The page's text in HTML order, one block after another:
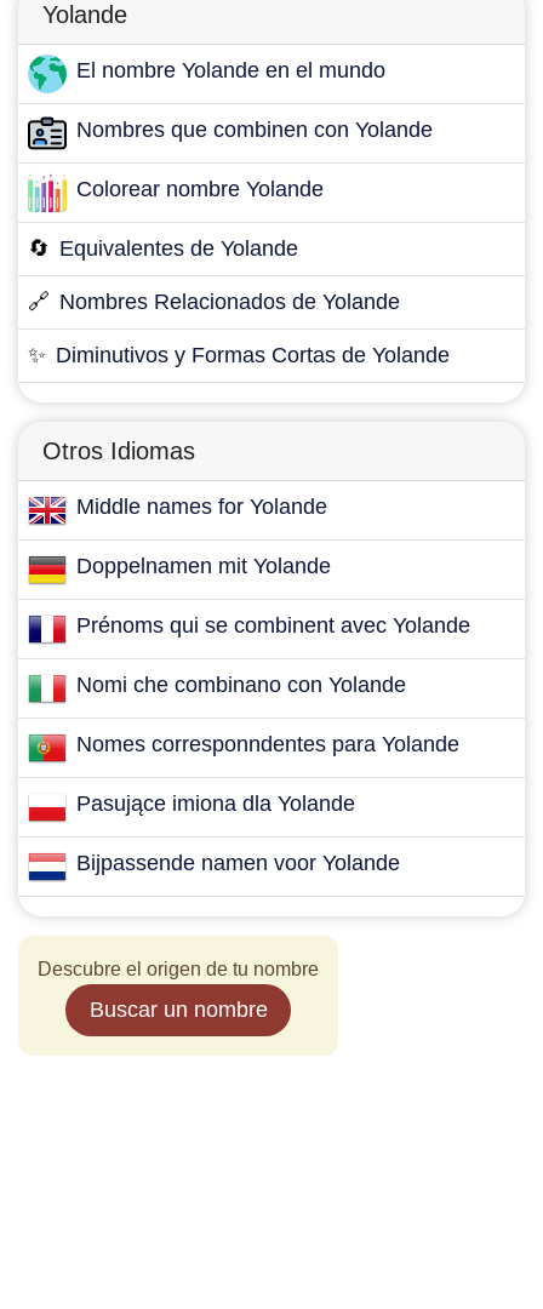
Yolande
El nombre Yolande en el mundo
Nombres que combinen con Yolande
Colorear nombre Yolande
🔄 Equivalentes de Yolande
🔗 Nombres Relacionados de Yolande
✨ Diminutivos y Formas Cortas de Yolande
Otros Idiomas
Middle names for Yolande
Doppelnamen mit Yolande
Prénoms qui se combinent avec Yolande
Nomi che combinano con Yolande
Nomes corresponndentes para Yolande
Pasujące imiona dla Yolande
Bijpassende namen voor Yolande
Descubre el origen de tu nombre
Buscar un nombre